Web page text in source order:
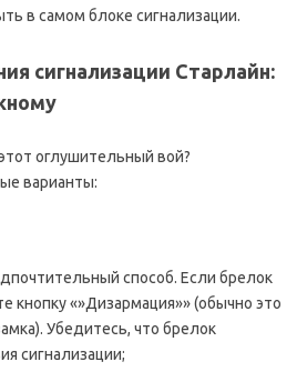
в самом блоке сигнализации.
сигнализации Старлайн:
оглушительный вой?
варианты:
способ. Если брелок
кнопку «»Дизармация»» (обычно это
Убедитесь, что брелок
сигнализации;